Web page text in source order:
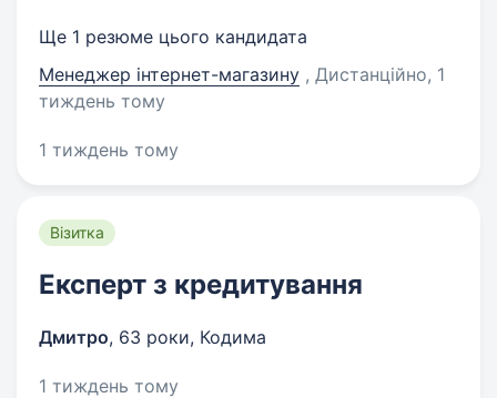
Ще 1 резюме цього кандидата
Менеджер інтернет-магазину , Дистанційно, 1
тиждень тому
1 тиждень тому
Візитка
Експерт з кредитування
Дмитро, 63 роки, Кодима
1 тиждень тому